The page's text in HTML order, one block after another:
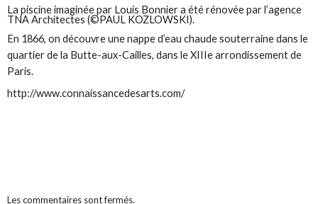
La piscine imaginée par Louis Bonnier a été rénovée par l’agence
TNA Architectes (©PAUL KOZLOWSKI).
En 1866, on découvre une nappe d’eau chaude souterraine dans le
quartier de la Butte-aux-Cailles, dans le XIIIe arrondissement de
Paris.
http://www.connaissancedesarts.com/
Les commentaires sont fermés.